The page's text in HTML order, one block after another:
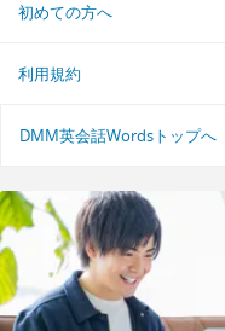
初めての方へ
利用規約
DMM英会話Wordsトップへ